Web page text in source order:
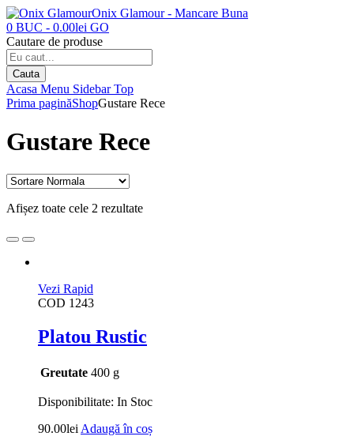
Onix Glamour - Mancare Buna
0 BUC - 0.00lei GO
Cautare de produse
Cauta
Acasa Menu Sidebar Top
Prima paginăShopGustare Rece
Gustare Rece
Afișez toate cele 2 rezultate
Vezi Rapid
COD 1243
Platou Rustic
Greutate 400 g
Disponibilitate: In Stoc
90.00lei Adaugă în coș